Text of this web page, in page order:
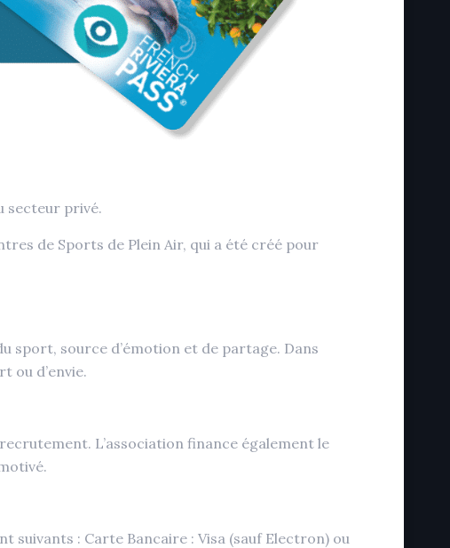
secteur privé.
de Sports de Plein Air, qui a été créé pour
sport, source d’émotion et de partage. Dans
ou d’envie.
L’association finance également le
suivants : Carte Bancaire : Visa (sauf Electron) ou